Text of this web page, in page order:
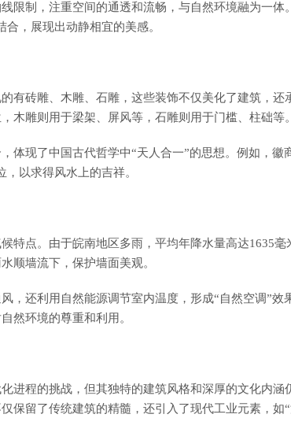
限制，注重空间的通透和流畅，与自然环境融为一体
，展现出动静相宜的美感。
有砖雕、木雕、石雕，这些装饰不仅美化了建筑，还
木雕则用于梁架、屏风等，石雕则用于门槛、柱础等
体现了中国古代哲学中“天人合一”的思想。例如，徽
以求得风水上的吉祥。
特点。由于皖南地区多雨，平均年降水量高达1635毫
顺墙流下，保护墙面美观。
，还利用自然能源调节室内温度，形成“自然空调”效
然环境的尊重和利用。
进程的挑战，但其独特的建筑风格和深厚的文化内涵
保留了传统建筑的精髓，还引入了现代工业元素，如